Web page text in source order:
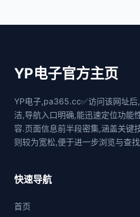
YP电子官方主页
YP电子,pa365.cc✅访问该网址后
洁,导航入口明确,能迅速定位功能
容.页面信息前半段密集,涵盖关键
则较为宽松,便于进一步浏览与查
快速导航
首页